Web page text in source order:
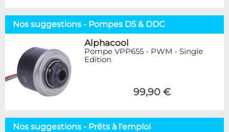
Nos suggestions - Pompes D5 & DDC
Alphacool
Pompe VPP655 - PWM - Single
Edition
99,90 €
Nos suggestions - Prêts à l'emploi